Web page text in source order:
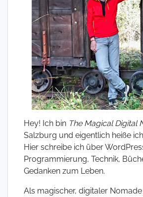
Hey! Ich bin The Magical Digital
Salzburg und eigentlich heiße
Hier schreibe ich über
Programmierung, Technik,
Gedanken zum Leben.
Als magischer, digitaler